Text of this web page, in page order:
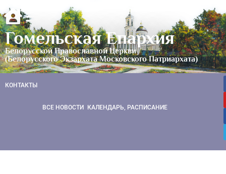
Гомельская Епархия
Белорусской Православной Церкви
(Белорусского Экзархата Московского Патриархата)
КОНТАКТЫ
ВСЕ НОВОСТИ КАЛЕНДАРЬ, РАСПИСАНИЕ